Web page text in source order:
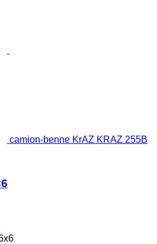
camion-benne KrAZ KRAZ 255B